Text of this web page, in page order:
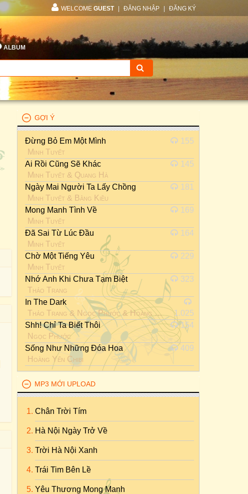
WELCOME GUEST ĐĂNG NHẬP ĐĂNG KÝ
ALBUM
GỢI Ý
Đừng Bỏ Em Một Mình
Minh Tuyết
155
Ai Rồi Cũng Sẽ Khác
Minh Tuyết & Quang Hà
145
Ngày Mai Người Ta Lấy Chồng
Minh Tuyết & Bằng Kiều
181
Mong Manh Tình Về
Minh Tuyết
169
Đã Sai Từ Lúc Đầu
Minh Tuyết
164
Chờ Một Tiếng Yêu
Minh Tuyết
229
Nhớ Anh Khi Chưa Tạm Biệt
Thảo Trang
323
In The Dark
Thảo Trang& Ngọc Phước&Hoàng Yến Chibi
1.025
Shh! Chỉ Ta Biết Thôi
Ngọc Phước
154
Sống Như Những Đóa Hoa
Hoàng Yến Chibi
409
MP3 MỚI UPLOAD
Chân Trời Tím
Hà Nội Ngày Trở Về
Trời Hà Nội Xanh
Trái Tim Bên Lề
Yêu Thương Mong Manh